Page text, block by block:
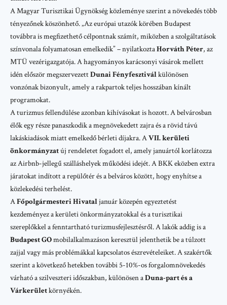
AMagyar Turisztikai Ügynökségközleménye szerint a növekedés több
tényezőnek köszönhető. „Az európai utazók körében Budapest
továbbra is megfizethető célpontnak számít, miközben a szolgáltatások
színvonala folyamatosan emelkedik” – nyilatkoztaHorváth Péter, az
MTÜ vezérigazgatója. A hagyományos karácsonyi vásárok mellett
idén először megszervezettDunai Fényfesztiválkülönösen
vonzónak bizonyult, amely a rakpartok teljes hosszában kínált
programokat.
A turizmus fellendülése azonban kihívásokat is hozott. A belvárosban
élők egy része panaszkodik a megnövekedett zajra és a rövid távú
lakáskiadások miatt emelkedő bérleti díjakra. AVII. kerületi
önkormányzatúj rendeletet fogadott el, amely januártól korlátozza
azAirbnb-jellegű szálláshelyek működési idejét. ABKKeközben extra
járatokat indított a repülőtér és a belváros között, hogy enyhítse a
közlekedési terhelést.
AFőpolgármesteri Hivataljanuár közepén egyeztetést
kezdeményez a kerületi önkormányzatokkal és a turisztikai
szereplőkkel a fenntartható turizmusfejlesztésről. A lakók addig is a
Budapest GOmobilalkalmazáson keresztül jelenthetik be a túlzott
zajjal vagy más problémákkal kapcsolatos észrevételeiket. A szakértők
szerint a következő hetekben további 5-10%-os forgalomnövekedés
várható a szilveszteri időszakban, különösen aDuna-part és a
Várkerületkörnyékén.